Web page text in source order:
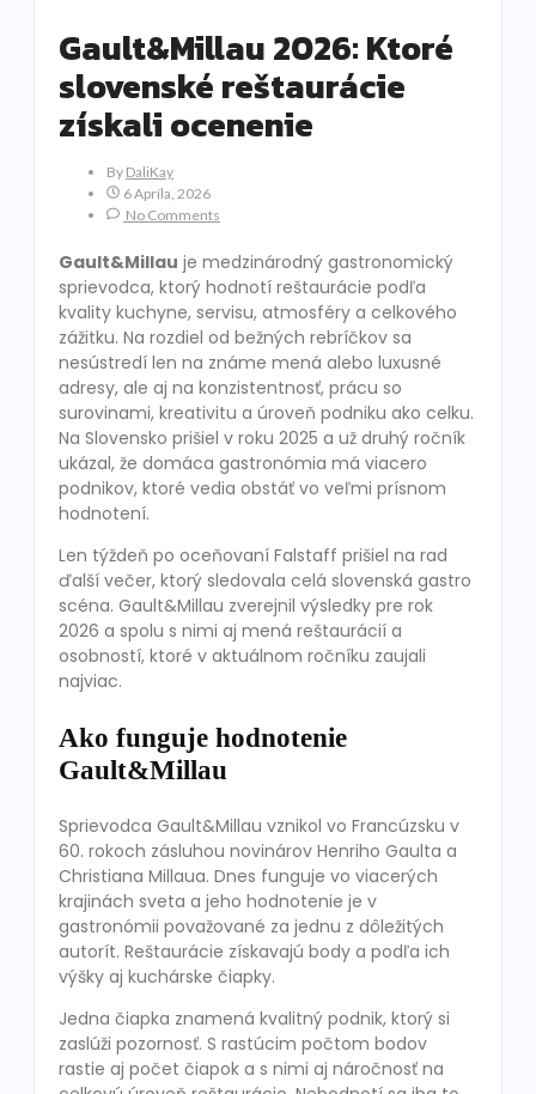
Gault&Millau 2026: Ktoré
slovenské reštaurácie
získali ocenenie
By DaliKay
6 Apríla, 2026
No Comments
Gault&Millau je medzinárodný gastronomický
sprievodca, ktorý hodnotí reštaurácie podľa
kvality kuchyne, servisu, atmosféry a celkového
zážitku. Na rozdiel od bežných rebríčkov sa
nesústredí len na známe mená alebo luxusné
adresy, ale aj na konzistentnosť, prácu so
surovinami, kreativitu a úroveň podniku ako celku.
Na Slovensko prišiel v roku 2025 a už druhý ročník
ukázal, že domáca gastronómia má viacero
podnikov, ktoré vedia obstáť vo veľmi prísnom
hodnotení.
Len týždeň po oceňovaní Falstaff prišiel na rad
ďalší večer, ktorý sledovala celá slovenská gastro
scéna. Gault&Millau zverejnil výsledky pre rok
2026 a spolu s nimi aj mená reštaurácií a
osobností, ktoré v aktuálnom ročníku zaujali
najviac.
Ako funguje hodnotenie
Gault&Millau
Sprievodca Gault&Millau vznikol vo Francúzsku v
60. rokoch zásluhou novinárov Henriho Gaulta a
Christiana Millaua. Dnes funguje vo viacerých
krajinách sveta a jeho hodnotenie je v
gastronómii považované za jednu z dôležitých
autorít. Reštaurácie získavajú body a podľa ich
výšky aj kuchárske čiapky.
Jedna čiapka znamená kvalitný podnik, ktorý si
zaslúži pozornosť. S rastúcim počtom bodov
rastie aj počet čiapok a s nimi aj náročnosť na